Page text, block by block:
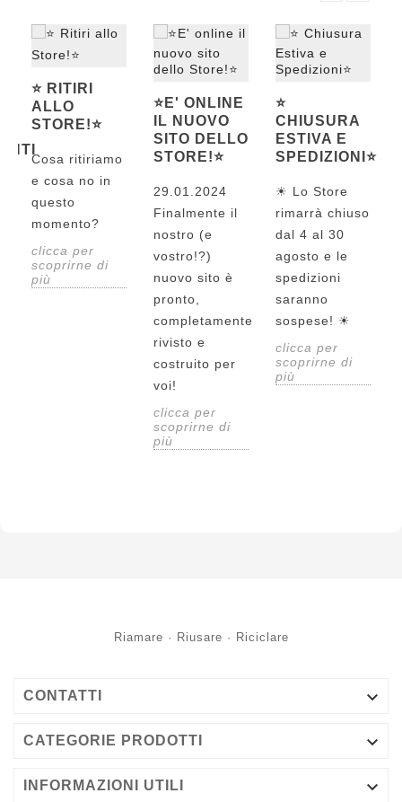
⭐️ RITIRI
ALLO
STORE!⭐️
Cosa ritiriamo
e cosa no in
questo
momento?
clicca per
scoprirne di
più
⭐️E' ONLINE
IL NUOVO
SITO DELLO
STORE!⭐️
29.01.2024
Finalmente il
nostro (e
vostro!?)
nuovo sito è
pronto,
completamente
rivisto e
costruito per
voi!
clicca per
scoprirne di
più
⭐️
CHIUSURA
ESTIVA E
SPEDIZIONI⭐️
☀ Lo Store
rimarrà chiuso
dal 4 al 30
agosto e le
spedizioni
saranno
sospese! ☀
clicca per
scoprirne di
più
Riamare · Riusare · Riciclare
CONTATTI 
CATEGORIE PRODOTTI 
INFORMAZIONI UTILI 